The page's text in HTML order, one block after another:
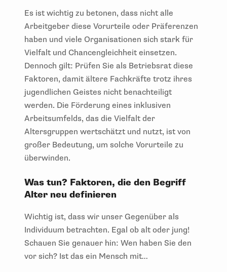
Es ist wichtig zu betonen, dass nicht alle
Arbeitgeber diese Vorurteile oder Präferenzen
haben und viele Organisationen sich stark für
Vielfalt und Chancengleichheit einsetzen.
Dennoch gilt: Prüfen Sie als Betriebsrat diese
Faktoren, damit ältere Fachkräfte trotz ihres
jugendlichen Geistes nicht benachteiligt
werden. Die Förderung eines inklusiven
Arbeitsumfelds, das die Vielfalt der
Altersgruppen wertschätzt und nutzt, ist von
großer Bedeutung, um solche Vorurteile zu
überwinden.
Was tun? Faktoren, die den Begriff
Alter neu definieren
Wichtig ist, dass wir unser Gegenüber als
Individuum betrachten. Egal ob alt oder jung!
Schauen Sie genauer hin: Wen haben Sie den
vor sich? Ist das ein Mensch mit…